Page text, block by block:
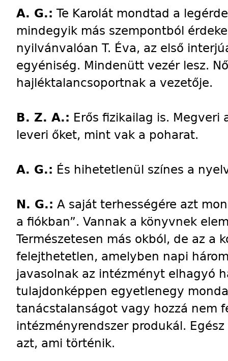
A. G.: Te Karolát mondtad a
mindegyik más szempontból
nyilvánvalóan T. Éva, az első
egyéniség. Mindenütt vezér lesz.
hajléktalancsoportnak a vezetője.
B. Z. A.: Erős fizikailag is.
leveri őket, mint vak a poharat.
A. G.: És hihetetlenül színes a
N. G.: A saját terhességére azt
a fiókban”. Vannak a könyvnek
Természetesen más okból, de az a
felejthetetlen, amelyben napi
javasolnak az intézményt elhagyó
tulajdonképpen egyetlenegy
tanácstalanságot vagy hozzá nem
intézményrendszer produkál.
azt, ami történik.